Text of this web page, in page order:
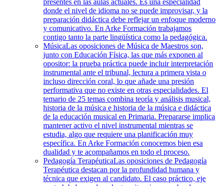
presentes en las aulas actuales. Es una especialidad
donde el nivel de idioma no se puede improvisar, y la
preparación didáctica debe reflejar un enfoque moderno
y comunicativo. En Arke Formación trabajamos
contigo tanto la parte lingüística como la pedagógica.
MúsicaLas oposiciones de Música de Maestros son,
junto con Educación Física, las que más exponen al
opositor: la prueba práctica puede incluir interpretación
instrumental ante el tribunal, lectura a primera vista o
incluso dirección coral, lo que añade una presión
performativa que no existe en otras especialidades. El
temario de 25 temas combina teoría y análisis musical,
historia de la música e historia de la música e didáctica
de la educación musical en Primaria. Prepararse implica
mantener activo el nivel instrumental mientras se
estudia, algo que requiere una planificación muy
específica. En Arke Formación conocemos bien esa
dualidad y te acompañamos en todo el proceso.
Pedagogía TerapéuticaLas oposiciones de Pedagogía
Terapéutica destacan por la profundidad humana y
técnica que exigen al candidato. El caso práctico, eje